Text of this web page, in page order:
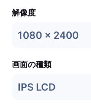
解像度
1080 x 2400
画面の種類
IPS LCD